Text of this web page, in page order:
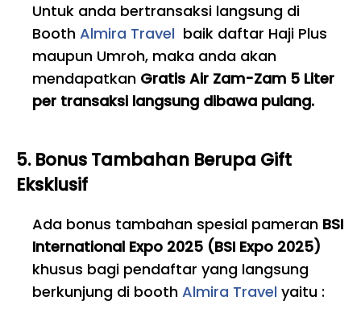
Untuk anda bertransaksi langsung di
Booth Almira Travel baik daftar Haji Plus
maupun Umroh, maka anda akan
mendapatkan Gratis Air Zam-Zam 5 Liter
per transaksi langsung dibawa pulang.
5. Bonus Tambahan Berupa Gift
Eksklusif
Ada bonus tambahan spesial pameran BSI
International Expo 2025 (BSI Expo 2025)
khusus bagi pendaftar yang langsung
berkunjung di booth Almira Travel yaitu :